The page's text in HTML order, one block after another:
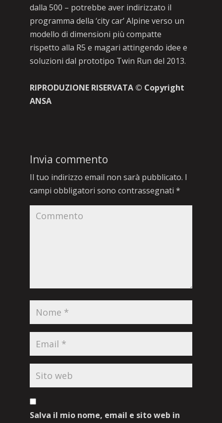
dalla 500 – potrebbe aver indirizzato il
programma della ‘city car’ Alpine verso un
modello di dimensioni più compatte
rispetto alla R5 e magari attingendo idee e
soluzioni dal prototipo Twin Run del 2013.
RIPRODUZIONE RISERVATA © Copyright
ANSA
Invia commento
Il tuo indirizzo email non sarà pubblicato. I
campi obbligatori sono contrassegnati *
Salva il mio nome, email e sito web in